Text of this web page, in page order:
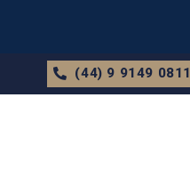
(44) 9 9149 0811